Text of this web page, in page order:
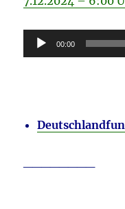
Audio-
Player
00:00